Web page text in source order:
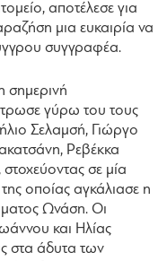
αποτέλεσε για
μια ευκαιρία να
συγγραφέα.
σημερινή
γύρω του τους
Σελαμσή, Γιώργο
Ρεβέκκα
στοχεύοντας σε μία
οποίας αγκάλιασε η
Ωνάση. Οι
και Ηλίας
στα άδυτα των